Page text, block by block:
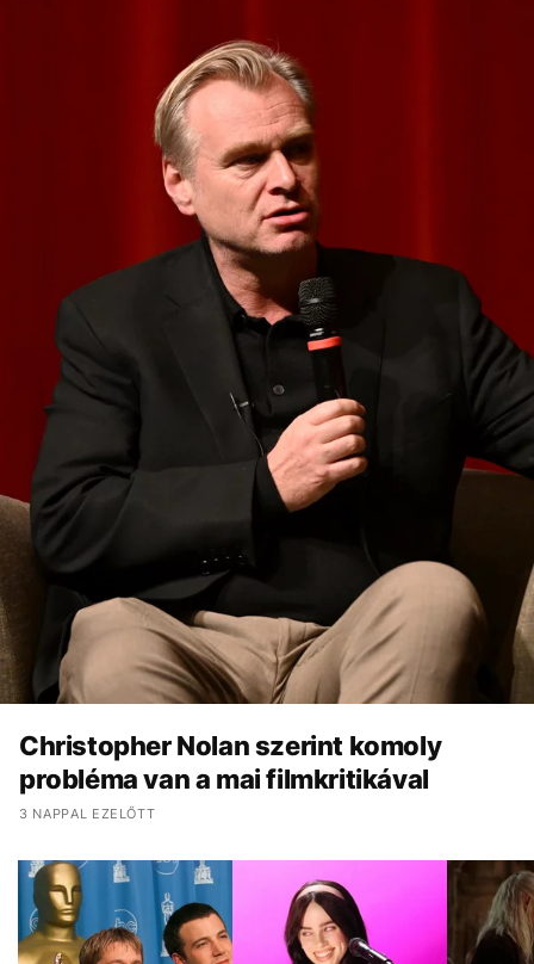
Christopher Nolan szerint komoly
probléma van a mai filmkritikával
3 NAPPAL EZELŐTT